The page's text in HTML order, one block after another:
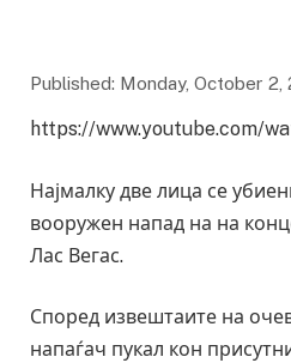
Published: Monday, October 2,
https://www.youtube.com/
Најмалку две лица се
вооружен напад на на
Лас Вегас.
Според извештаите на
напаѓач пукал кон